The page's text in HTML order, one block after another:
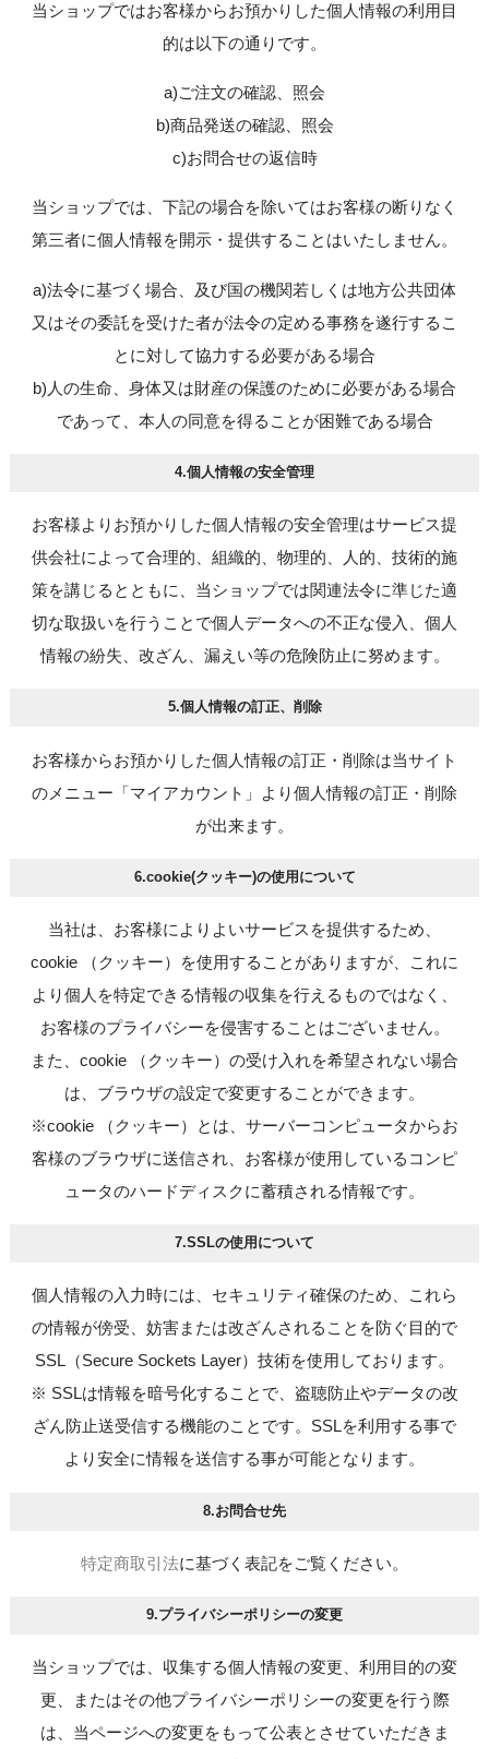
当ショップではお客様からお預かりした個人情報の利用目
的は以下の通りです。
a)ご注文の確認、照会
b)商品発送の確認、照会
c)お問合せの返信時
当ショップでは、下記の場合を除いてはお客様の断りなく
第三者に個人情報を開示・提供することはいたしません。
a)法令に基づく場合、及び国の機関若しくは地方公共団体
又はその委託を受けた者が法令の定める事務を遂行するこ
とに対して協力する必要がある場合
b)人の生命、身体又は財産の保護のために必要がある場合
であって、本人の同意を得ることが困難である場合
4.個人情報の安全管理
お客様よりお預かりした個人情報の安全管理はサービス提
供会社によって合理的、組織的、物理的、人的、技術的施
策を講じるとともに、当ショップでは関連法令に準じた適
切な取扱いを行うことで個人データへの不正な侵入、個人
情報の紛失、改ざん、漏えい等の危険防止に努めます。
5.個人情報の訂正、削除
お客様からお預かりした個人情報の訂正・削除は当サイト
のメニュー「マイアカウント」より個人情報の訂正・削除
が出来ます。
6.cookie(クッキー)の使用について
当社は、お客様によりよいサービスを提供するため、
cookie （クッキー）を使用することがありますが、これに
より個人を特定できる情報の収集を行えるものではなく、
お客様のプライバシーを侵害することはございません。
また、cookie （クッキー）の受け入れを希望されない場合
は、ブラウザの設定で変更することができます。
※cookie （クッキー）とは、サーバーコンピュータからお
客様のブラウザに送信され、お客様が使用しているコンピ
ュータのハードディスクに蓄積される情報です。
7.SSLの使用について
個人情報の入力時には、セキュリティ確保のため、これら
の情報が傍受、妨害または改ざんされることを防ぐ目的で
SSL（Secure Sockets Layer）技術を使用しております。
※ SSLは情報を暗号化することで、盗聴防止やデータの改
ざん防止送受信する機能のことです。SSLを利用する事で
より安全に情報を送信する事が可能となります。
8.お問合せ先
特定商取引法に基づく表記をご覧ください。
9.プライバシーポリシーの変更
当ショップでは、収集する個人情報の変更、利用目的の変
更、またはその他プライバシーポリシーの変更を行う際
は、当ページへの変更をもって公表とさせていただきま